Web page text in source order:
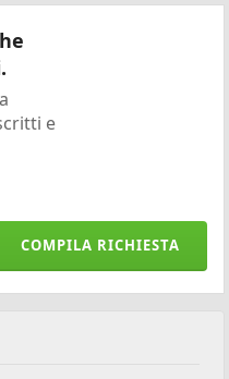
e
COMPILA RICHIESTA